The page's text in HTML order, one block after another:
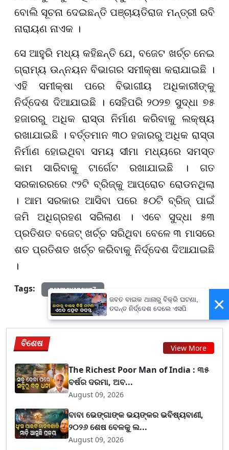
ବୋଲି ସୂଚନା ଦେଇଛନ୍ତି ପଞ୍ଚାୟତିରାଜ ମନ୍ତ୍ରୀ ରବି
ନାରାୟଣ ନାଏକ ।
ସେ ଆହୁରି ମଧ୍ୟ କହିଛନ୍ତି ଯେ, ବଜେଟ ଖର୍ଚ୍ଚ ନେଇ
ଗ୍ରାମ୍ୟ ଉନ୍ନୟନ ବିଭାଗର ସମୀକ୍ଷା କରାଯାଇଛି ।
ଏହି ସମୀକ୍ଷା ପରେ ବିଭାଗୀୟ ଅଧିକାରୀଙ୍କୁ
ନିର୍ଦ୍ଦେଶ ଦିଆଯାଇଛି । ସେହିପରି ୨୦୨୭ ସୁଦ୍ଧା ୭୫
ହଜାରରୁ ଅଧିକ ରାସ୍ତା ନିର୍ମାଣ କରିବାକୁ ଲକ୍ଷ୍ୟ
ରଖାଯାଇଛି । ବର୍ତ୍ତମାନ ୩୦ ହଜାରରୁ ଅଧିକ ରାସ୍ତା
ନିର୍ମାଣ ହୋଇଥିବା ସମୟ ସୀମା ମଧ୍ୟରେ ସମସ୍ତ
କାମ ସାରିବାକୁ ଟାର୍ଗେଟ ରଖାଯାଇଛି । ଗତ
ସରକାରରରେ ୯୨ଟି ବ୍ରିଜ୍କୁ ଆପ୍ରୋଚ ରୋଡନଥିଲା
। ଆମ ସରକାର ଆସିବା ପରେ ୫୦ଟି ବ୍ରିଜ୍ ପାଇଁ
ଜମି ଅଧିଗ୍ରହଣ ସରିଲାଣ । ଏବେ ସୁଦ୍ଧା ୫୩
ପ୍ରତିଶତ ବଜେଟ୍ ଖର୍ଚ୍ଚ ସରିଥିବା ବେଳେ ୩ ମାସରେ
ଶତ ପ୍ରତିଶତ ଖର୍ଚ୍ଚ କରିବାକୁ ନିର୍ଦ୍ଦେଶ ଦିଆଯାଇଛି
।
Tags:
prameyanews7
ବିଶେଷ View More
The Richest Poor Man of India : ୩୫
ବର୍ଷର ଦରମା, ଅବ...
August 09, 2026
ବାବା ଭେଙ୍ଗାଙ୍କ ଭୟଙ୍କର ଭବିଷ୍ୟବାଣୀ,
୨୦୨୬ ଶେଷ ବେଳକୁ ଲ...
August 09, 2026
×
ଜବତ ବାଇକ ଥାନାରୁ ବିକ୍ରି ଘଟଣା,
ତଦନ୍ତ ନିର୍ଦ୍ଦେଶ ଦେଲେ ଏସପି